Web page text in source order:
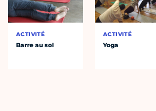
ACTIVITÉ
Barre au sol
ACTIVITÉ
Yoga